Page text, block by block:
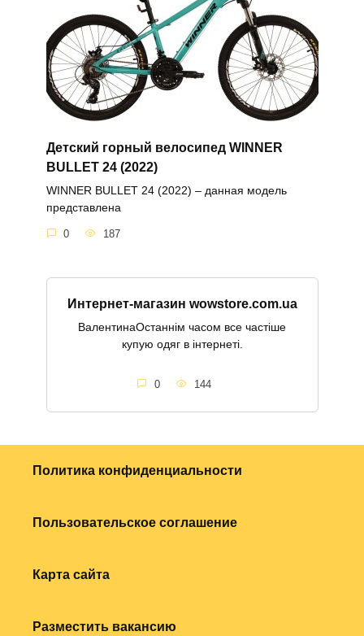
Детский горный велосипед WINNER
BULLET 24 (2022)
WINNER BULLET 24 (2022) – данная модель
представлена
0 187
Интернет-магазин wowstore.com.ua
ВалентинаОстаннім часом все частіше
купую одяг в інтернеті.
0 144
Политика конфиденциальности
Пользовательское соглашение
Карта сайта
Разместить вакансию